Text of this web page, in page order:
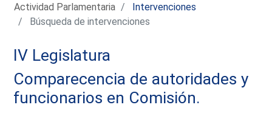
Actividad Parlamentaria
Intervenciones
Búsqueda de intervenciones
IV Legislatura
Comparecencia de autoridades y
funcionarios en Comisión.